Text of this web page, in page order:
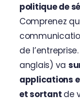
politique de
Comprenez
de
anglais) va
applications
et sortant de